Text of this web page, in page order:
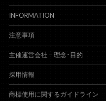
INFORMATION
注意事項
主催運営会社 – 理念･目的
採用情報
商標使用に関するガイドライン